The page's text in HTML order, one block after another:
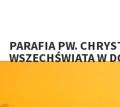
PARAFIA PW.
WSZECHŚWIATA W